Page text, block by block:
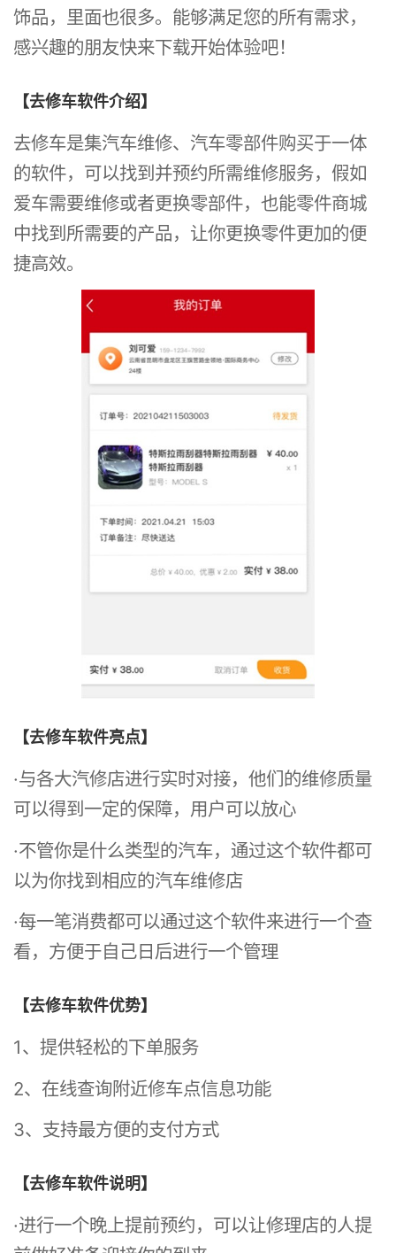
饰品，里面也很多。能够满足您的所有需求，
感兴趣的朋友快来下载开始体验吧！
【去修车软件介绍】
去修车是集汽车维修、汽车零部件购买于一体
的软件，可以找到并预约所需维修服务，假如
爱车需要维修或者更换零部件，也能零件商城
中找到所需要的产品，让你更换零件更加的便
捷高效。
【去修车软件亮点】
·与各大汽修店进行实时对接，他们的维修质量
可以得到一定的保障，用户可以放心
·不管你是什么类型的汽车，通过这个软件都可
以为你找到相应的汽车维修店
·每一笔消费都可以通过这个软件来进行一个查
看，方便于自己日后进行一个管理
【去修车软件优势】
1、提供轻松的下单服务
2、在线查询附近修车点信息功能
3、支持最方便的支付方式
【去修车软件说明】
·进行一个晚上提前预约，可以让修理店的人提